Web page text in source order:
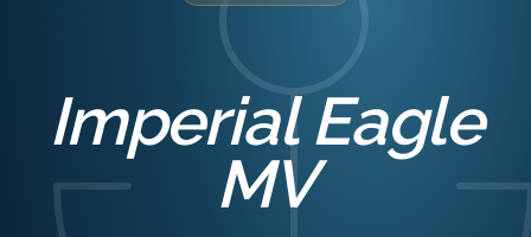
Imperial Eagle
MV